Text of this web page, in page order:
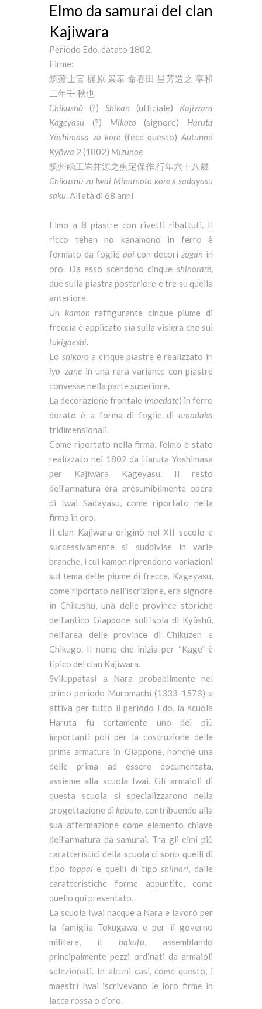
Elmo da samurai del clan
Kajiwara
Periodo Edo, datato 1802.
Firme:
筑藩士官 梶原 景泰 命春田 昌芳造之 享和
二年壬 秋也
Chikushū (?) Shikan (ufficiale) Kajiwara
Kageyasu (?) Mikoto (signore) Haruta
Yoshimasa zo kore (fece questo)Autunno
Kyōwa 2 (1802) Mizunoe
筑州函工岩井源之熏定保作.行年六十八歲
Chikushū zu Iwai Minamoto kore x sadayasu
saku. All’età di 68 anni
Elmo a 8 piastre con rivetti ribattuti. Il
ricco tehen no kanamono in ferro è
formato da foglie aoicon decorizogan in
oro. Da esso scendono cinque shinorare,
due sulla piastra posteriore e tre su quella
anteriore.
Un kamon raffigurante cinque piume di
freccia è applicato sia sulla visiera che sui
fukigaeshi.
Lo shikoro a cinque piastre è realizzato in
iyo–zane in una rara variante con piastre
convesse nella parte superiore.
La decorazione frontale (maedate) in ferro
dorato è a forma di foglie di omodaka
tridimensionali.
Come riportato nella firma, l’elmo è stato
realizzato nel 1802 da Haruta Yoshimasa
per Kajiwara Kageyasu. Il resto
dell’armatura era presumibilmente opera
di Iwai Sadayasu, come riportato nella
firma in oro.
Il clan Kajiwara originò nel XII secolo e
successivamente si suddivise in varie
branche, i cui kamon riprendono variazioni
sul tema delle piume di frecce. Kageyasu,
come riportato nell’iscrizione, era signore
in Chikushū, una delle province storiche
dell'antico Giappone sull'isola di Kyūshū,
nell'area delle province di Chikuzen e
Chikugo. Il nome che inizia per “Kage” è
tipico del clan Kajiwara.
Sviluppatasi a Nara probabilmente nel
primo periodo Muromachi (1333-1573) e
attiva per tutto il periodo Edo, la scuola
Haruta fu certamente uno dei più
importanti poli per la costruzione delle
prime armature in Giappone, nonché una
delle prima ad essere documentata,
assieme alla scuola Iwai. Gli armaioli di
questa scuola si specializzarono nella
progettazione di kabuto, contribuendo alla
sua affermazione come elemento chiave
dell’armatura da samurai. Tra gli elmi più
caratteristici della scuola ci sono quelli di
tipo toppaie quelli di tiposhiinari, dalle
caratteristiche forme appuntite, come
quello qui presentato.
La scuola Iwai nacque a Nara e lavorò per
la famiglia Tokugawa e per il governo
militare, il bakufu, assemblando
principalmente pezzi ordinati da armaioli
selezionati. In alcuni casi, come questo, i
maestri Iwai iscrivevano le loro firme in
lacca rossa o d’oro.